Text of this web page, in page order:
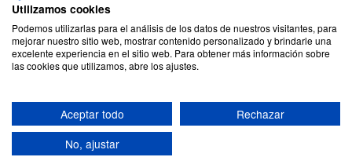
Sus Datos Seguros
Cookies
Proteccion de datos
Utilizamos cookies
Podemos utilizarlas para el análisis de los datos de nuestros visitantes, para
mejorar nuestro sitio web, mostrar contenido personalizado y brindarle una
excelente experiencia en el sitio web. Para obtener más información sobre
las cookies que utilizamos, abre los ajustes.
Aceptar todo
Rechazar
No, ajustar